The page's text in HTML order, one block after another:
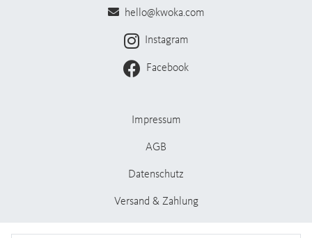
hello@kwoka.com
Instagram
Facebook
Impressum
AGB
Datenschutz
Versand & Zahlung